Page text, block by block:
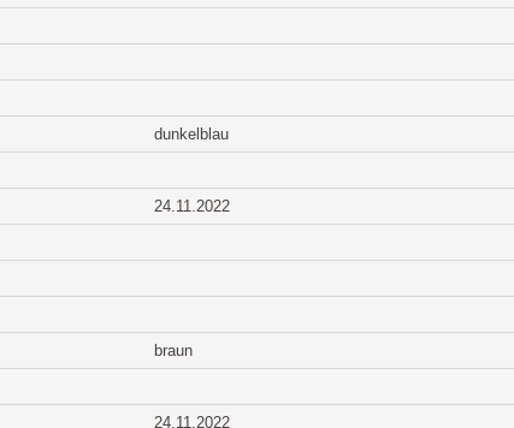
dunkelblau
24.11.2022
braun
24.11.2022